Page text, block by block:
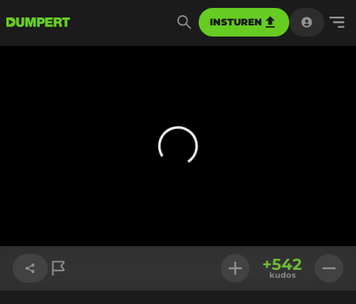
INSTUREN
+542
kudos